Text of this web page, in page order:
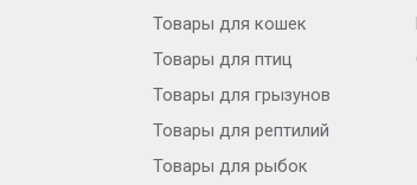
Товары для кошек
Товары для птиц
Товары для грызунов
Товары для рептилий
Товары для рыбок